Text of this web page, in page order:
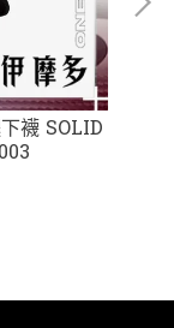
襪 SOLID